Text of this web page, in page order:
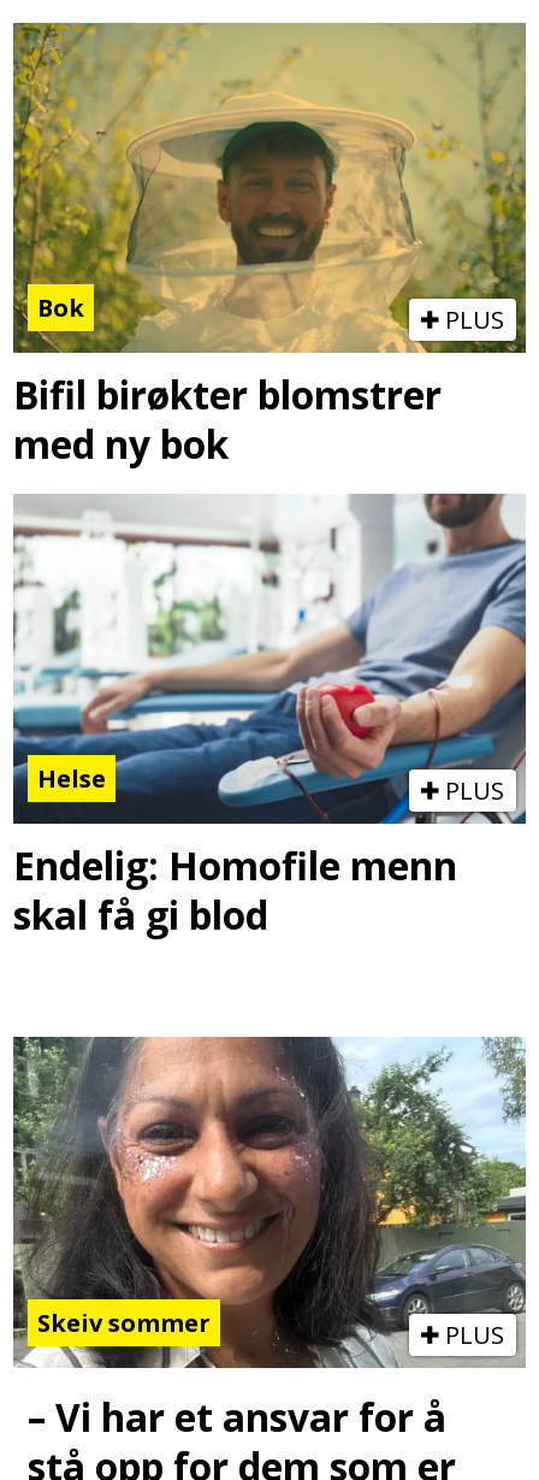
Bok PLUS
Bifil birøkter blomstrer
med ny bok
Helse PLUS
Endelig: Homofile menn
skal få gi blod
Skeiv sommer PLUS
– Vi har et ansvar for å
stå opp for dem som er